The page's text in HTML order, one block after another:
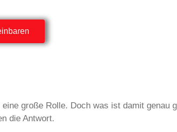
große Rolle. Doch was ist damit genau
die Antwort.